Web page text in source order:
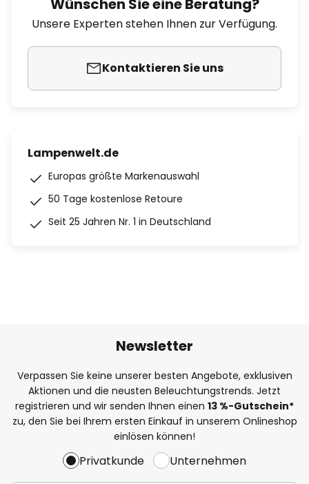
Wünschen Sie eine Beratung?
Unsere Experten stehen Ihnen zur Verfügung.
Kontaktieren Sie uns
Lampenwelt.de
Europas größte Markenauswahl
50 Tage kostenlose Retoure
Seit 25 Jahren Nr. 1 in Deutschland
Newsletter
Verpassen Sie keine unserer besten Angebote, exklusiven
Aktionen und die neusten Beleuchtungstrends. Jetzt
registrieren und wir senden Ihnen einen 13 %-Gutschein*
zu, den Sie bei Ihrem ersten Einkauf in unserem Onlineshop
einlösen können!
Privatkunde Unternehmen